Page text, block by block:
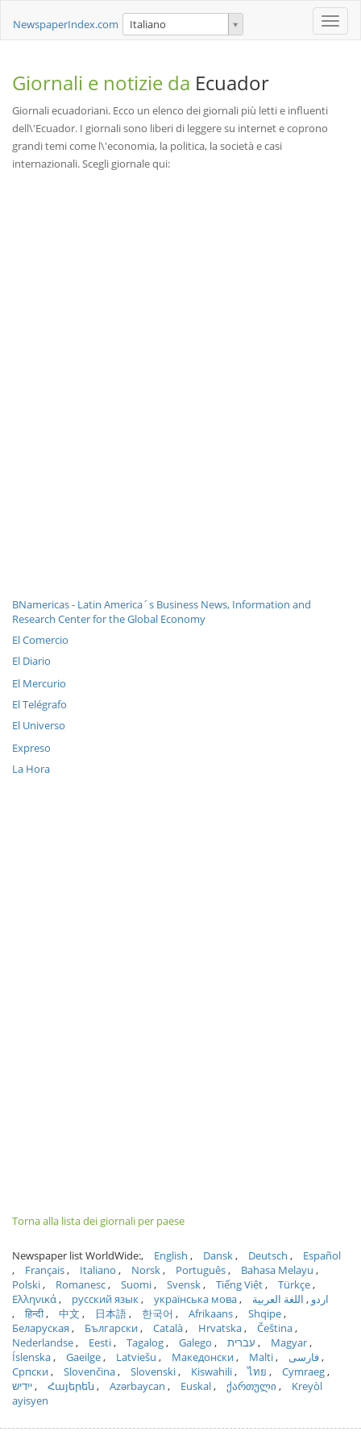
Toggle
NewspaperIndex.com Italiano
Giornali e notizie da Ecuador
Giornali ecuadoriani. Ecco un elenco dei giornali più letti e influenti
dell\'Ecuador. I giornali sono liberi di leggere su internet e coprono
grandi temi come l\'economia, la politica, la società e casi
internazionali. Scegli giornale qui:
BNamericas - Latin America´s Business News, Information and
Research Center for the Global Economy
El Comercio
El Diario
El Mercurio
El Telégrafo
El Universo
Expreso
La Hora
Torna alla lista dei giornali per paese
Newspaper list WorldWide: English Dansk Deutsch
Español
Français
Italiano Norsk Português
Bahasa Melayu
Polski
Romanesc Suomi Svensk Tiếng Việt
Türkçe
Ελληνικά
русский язык українська мова اردو
اللغة العربية
हिन्दी
中文 日本語 한국어 Afrikaans
Shqipe
Беларуская
Български Català Hrvatska
Čeština
Nederlandse
Eesti Tagalog Galego עברית
Magyar
Íslenska
Gaeilge Latviešu Македонски Malti
فارسی
Српски
Slovenčina Slovenski Kiswahili ไทย
Cymraeg
ייִדיש
Հայերեն Azərbaycan Euskal ქართული
Kreyòl
ayisyen